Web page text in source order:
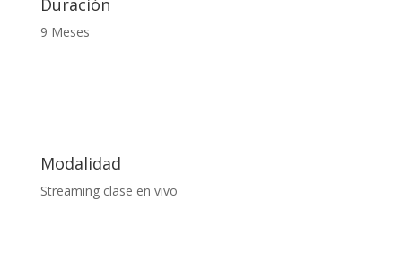
Duración
9 Meses
Modalidad
Streaming clase en vivo